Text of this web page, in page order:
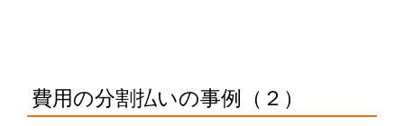
費用の分割払いの事例（２）